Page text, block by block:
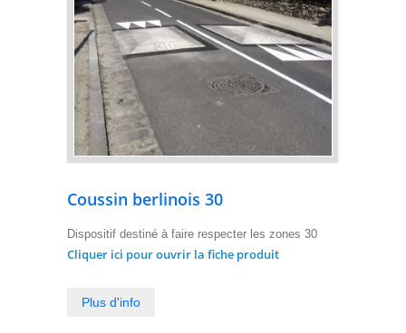
Coussin berlinois 30
Dispositif destiné à faire respecter les zones 30
Cliquer ici pour ouvrir la fiche produit
Plus d'info